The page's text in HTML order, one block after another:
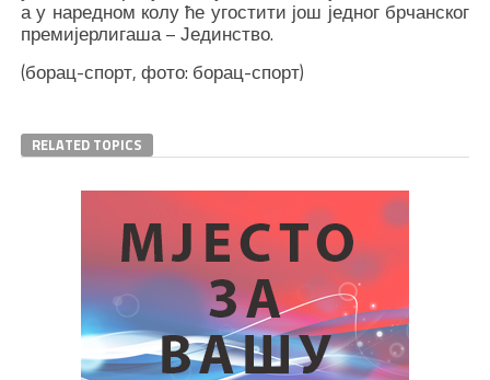
а у наредном колу ће угостити још једног брчанског
премијерлигаша – Јединство.
(борац-спорт, фото: борац-спорт)
RELATED TOPICS